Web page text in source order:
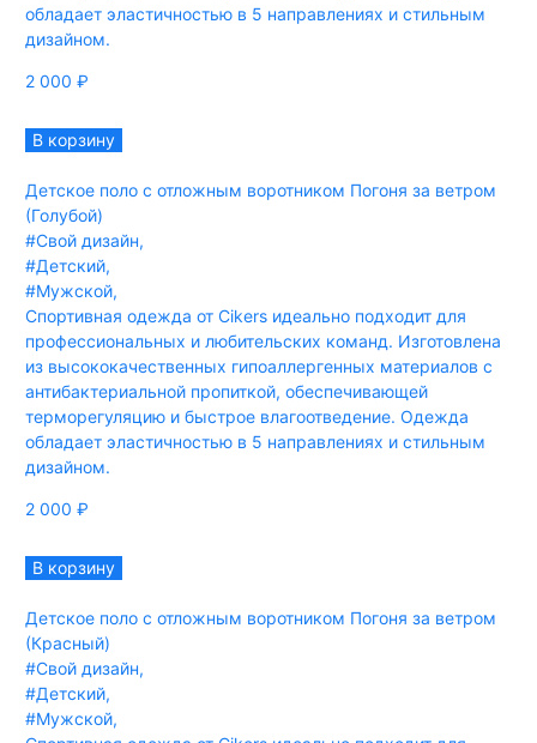
обладает эластичностью в 5 направлениях и стильным
дизайном.
2 000 ₽
В корзину
Детское поло с отложным воротником Погоня за ветром
(Голубой)
#Свой дизайн,
#Детский,
#Мужской,
Спортивная одежда от Cikers идеально подходит для
профессиональных и любительских команд. Изготовлена
из высококачественных гипоаллергенных материалов с
антибактериальной пропиткой, обеспечивающей
терморегуляцию и быстрое влагоотведение. Одежда
обладает эластичностью в 5 направлениях и стильным
дизайном.
2 000 ₽
В корзину
Детское поло с отложным воротником Погоня за ветром
(Красный)
#Свой дизайн,
#Детский,
#Мужской,